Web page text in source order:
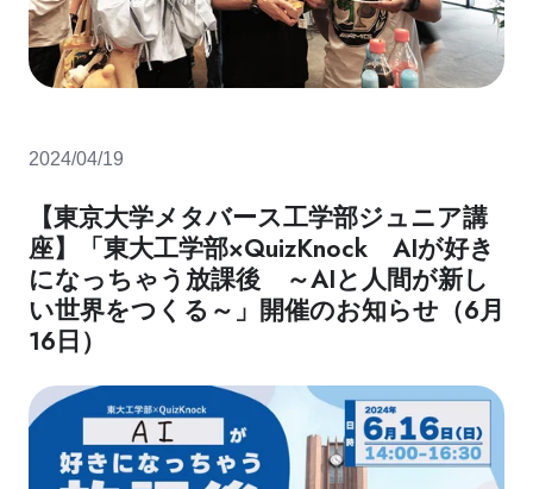
2024/04/19
【東京大学メタバース工学部ジュニア講
座】「東大工学部×QuizKnock AIが好き
になっちゃう放課後 ～AIと人間が新し
い世界をつくる～」開催のお知らせ（6月
16日）